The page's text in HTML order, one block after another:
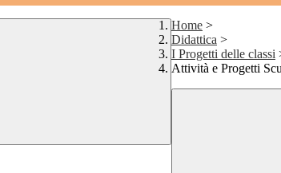
Home >
Didattica >
I Progetti delle classi
Attività e Progetti